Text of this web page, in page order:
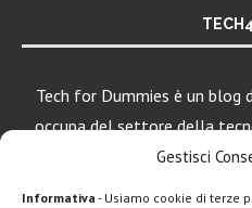
Gestisci
Informativa - Usiamo cookie di terze
Tech for Dummies è un blog
occupa del settore della
una particolare attenzione